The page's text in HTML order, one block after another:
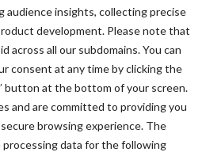
audience insights, collecting precise
development. Please note that
across all our subdomains. You can
consent at any time by clicking the
button at the bottom of your screen.
and are committed to providing you
browsing experience. The
data for the following